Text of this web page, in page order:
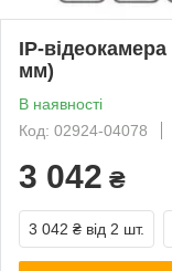
IP-
мм)
В наявності
Код: 02924-04078
3 042 ₴
3 042 ₴ від 2 шт.